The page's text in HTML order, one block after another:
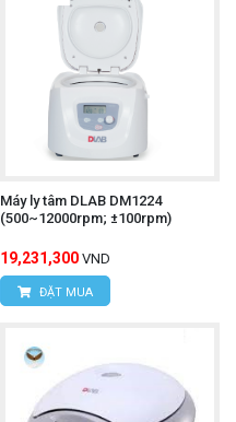
Máy ly tâm DLAB DM1224
(500~12000rpm; ±100rpm)
19,231,300 VND
ĐẶT MUA